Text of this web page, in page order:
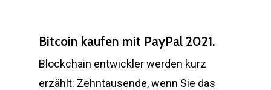
Bitcoin kaufen mit PayPal 2021.
Blockchain entwickler werden kurz
erzählt: Zehntausende, wenn Sie das